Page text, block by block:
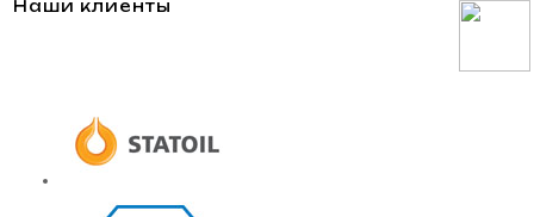
Наши клиенты